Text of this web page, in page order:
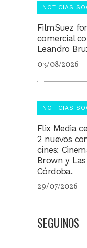
NOTICIAS
FilmSuez
comercial
Leandro
03/08/2026
NOTICIAS
Flix Media
2 nuevos
cines:
Brown y
Córdoba.
29/07/2026
SEGUINOS